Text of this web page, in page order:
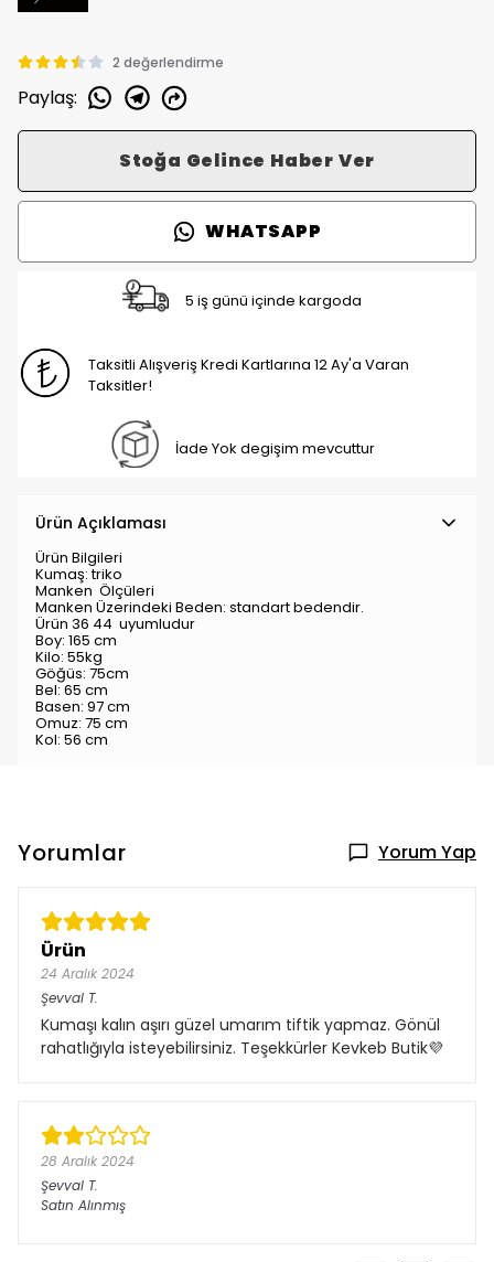
2 değerlendirme
Paylaş:
Stoğa Gelince Haber Ver
WHATSAPP
5 iş günü içinde kargoda
Taksitli Alışveriş Kredi Kartlarına 12 Ay'a Varan
Taksitler!
İade Yok degişim mevcuttur
Ürün Açıklaması
Ürün Bilgileri
Kumaş: triko
Manken Ölçüleri
Manken Üzerindeki Beden: standart bedendir.
Ürün 36 44 uyumludur
Boy: 165 cm
Kilo: 55kg
Göğüs: 75cm
Bel: 65 cm
Basen: 97 cm
Omuz: 75 cm
Kol: 56 cm
Yorumlar Yorum Yap
Ürün
24 Aralık 2024
Şevval T.
Kumaşı kalın aşırı güzel umarım tiftik yapmaz. Gönül
rahatlığıyla isteyebilirsiniz. Teşekkürler Kevkeb Butik💜
28 Aralık 2024
Şevval T.
Satın Alınmış